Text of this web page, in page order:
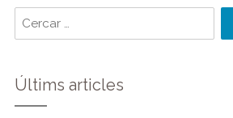
Últims articles